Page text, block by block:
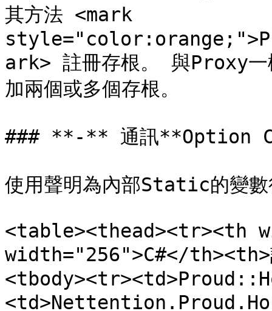
其方法 <mark
ark> 註冊存根。 與Proxy一
加兩個或多個存根。
### **-** 通訊**Option
使用聲明為內部Static的變數
<table><thead><tr><th
width="256">C#</